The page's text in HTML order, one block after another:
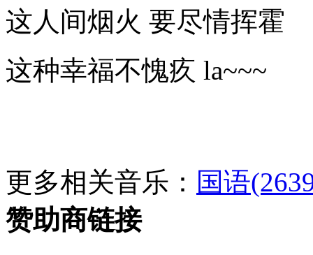
这人间烟火 要尽情挥霍
这种幸福不愧疚 la~~~
更多相关音乐： 国语
赞助商链接